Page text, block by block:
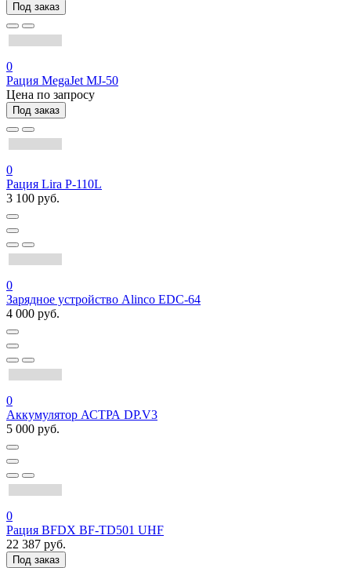
Под заказ
0
Рация MegaJet MJ-50
Цена по запросу
Под заказ
0
Рация Lira P-110L
3 100 руб.
0
Зарядное устройство Alinco EDC-64
4 000 руб.
0
Аккумулятор АСТРА DP.V3
5 000 руб.
0
Рация BFDX BF-TD501 UHF
22 387 руб.
Под заказ